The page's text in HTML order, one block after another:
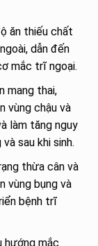
ăn thiếu chất
dẫn đến
mắc trĩ ngoại.
mang thai,
vùng chậu và
làm tăng nguy
sau khi sinh.
thừa cân và
vùng bụng và
bệnh trĩ
hướng mắc